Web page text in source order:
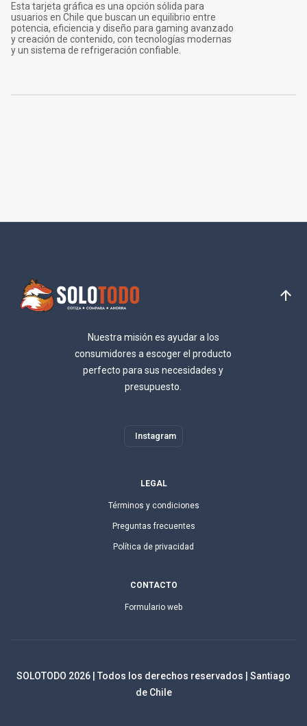
Esta tarjeta gráfica es una opción sólida para
usuarios en Chile que buscan un equilibrio entre
potencia, eficiencia y diseño para gaming avanzado
y creación de contenido, con tecnologías modernas
y un sistema de refrigeración confiable.
Nuestra misión es ayudar a los
consumidores a escoger el producto
perfecto para sus necesidades y
presupuesto.
Instagram
LEGAL
Términos y condiciones
Preguntas frecuentes
Política de privacidad
CONTACTO
Formulario web
SOLOTODO 2026 | Todos los derechos reservados | Santiago
de Chile